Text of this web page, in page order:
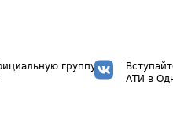
группу
АТИ в